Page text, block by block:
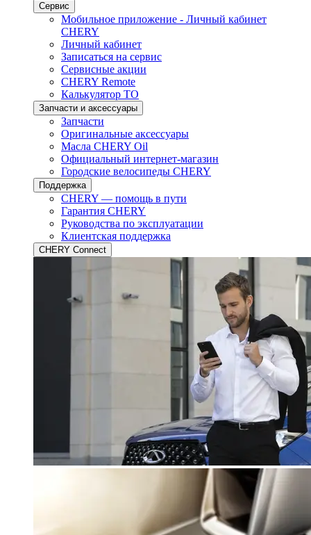
Сервис
Мобильное приложение - Личный кабинет
CHERY
Личный кабинет
Записаться на сервис
Сервисные акции
CHERY Remote
Калькулятор ТО
Запчасти и аксессуары
Запчасти
Оригинальные аксессуары
Масла CHERY Oil
Официальный интернет-магазин
Городские велосипеды CHERY
Поддержка
CHERY — помощь в пути
Гарантия CHERY
Руководства по эксплуатации
Клиентская поддержка
CHERY Connect